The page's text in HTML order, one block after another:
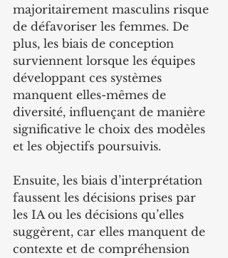
majoritairement masculins risque
de défavoriser les femmes. De
plus, les biais de conception
surviennent lorsque les équipes
développant ces systèmes
manquent elles-mêmes de
diversité, influençant de manière
significative le choix des modèles
et les objectifs poursuivis.
Ensuite, les biais d’interprétation
faussent les décisions prises par
les IA ou les décisions qu’elles
suggèrent, car elles manquent de
contexte et de compréhension